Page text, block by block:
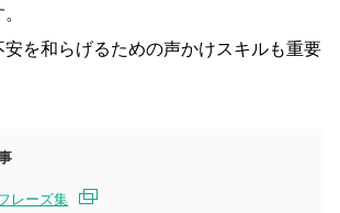
安を和らげるための声かけスキルも重要
レーズ集